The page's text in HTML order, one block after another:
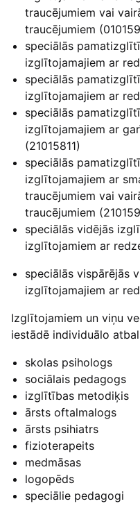
traucējumiem vai
traucējumiem
speciālās
izglītojamajiem ar
speciālās
izglītojamajiem ar
speciālās
izglītojamajiem ar
(21015811)
speciālās
izglītojamajiem ar
traucējumiem vai
traucējumiem
speciālās vidējās
izglītojamiem ar
speciālās vispārējās
izglītojamajiem ar
Izglītojamiem un viņu
iestādē individuālo
skolas psihologs
sociālais pedagogs
izglītības metodiķis
ārsts oftalmalogs
ārsts psihiatrs
fizioterapeits
medmāsas
logopēds
speciālie pedagogi